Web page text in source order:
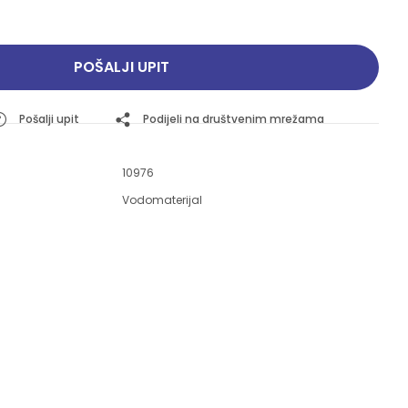
POŠALJI UPIT
Pošalji upit Podijeli na društvenim mrežama
10976
Vodomaterijal